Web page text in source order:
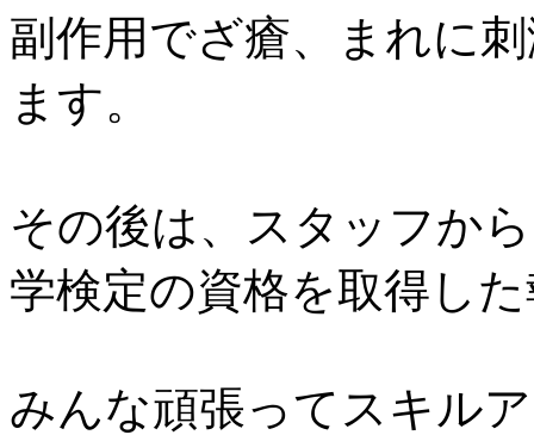
副作用でざ瘡、まれに
ます。
その後は、スタッフか
学検定の資格を取得し
みんな頑張ってスキル